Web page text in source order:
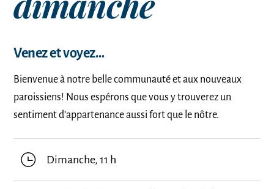
Venez et voyez…
Bienvenue à notre belle communauté et aux nouveaux
paroissiens! Nous espérons que vous y trouverez un
sentiment d’appartenance aussi fort que le nôtre.
Dimanche, 11 h